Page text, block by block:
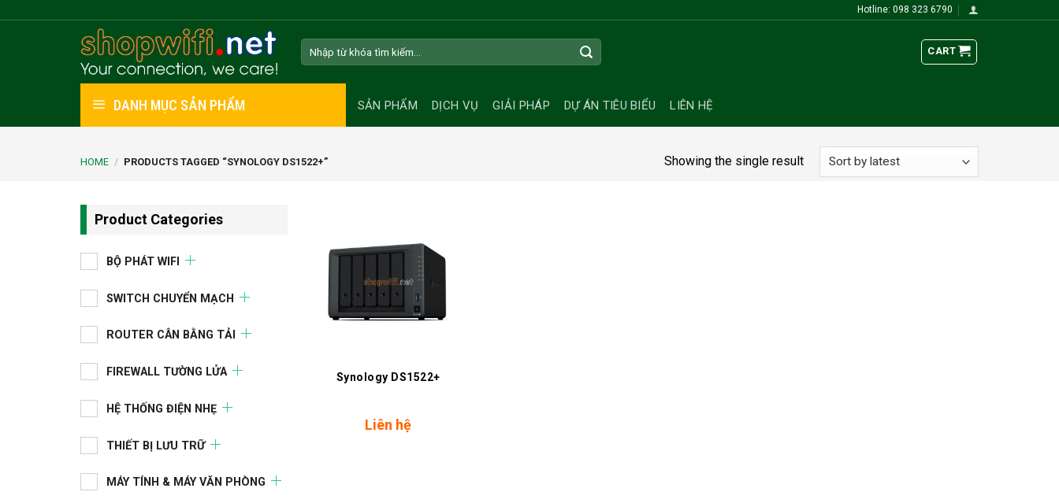
Hotline: 098 323 6790
CART
DANH MỤC SẢN PHẨM SẢN PHẨM DỊCH VỤ GIẢI PHÁP DỰ ÁN TIÊU BIỂU LIÊN HỆ
HOME / PRODUCTS TAGGED “SYNOLOGY DS1522+” Showing the single result
Product Categories
BỘ PHÁT WIFI
SWITCH CHUYỂN MẠCH
ROUTER CÂN BẰNG TẢI
FIREWALL TƯỜNG LỬA
HỆ THỐNG ĐIỆN NHẸ
THIẾT BỊ LƯU TRỮ
MÁY TÍNH & MÁY VĂN PHÒNG
Synology DS1522+
Liên hệ